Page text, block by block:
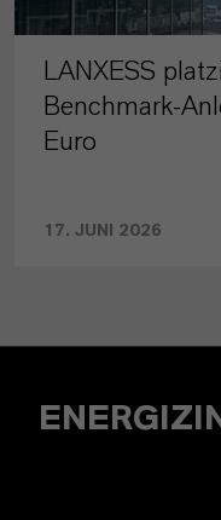
LANXESS
Benchmark-
Euro
17. JUNI 2026